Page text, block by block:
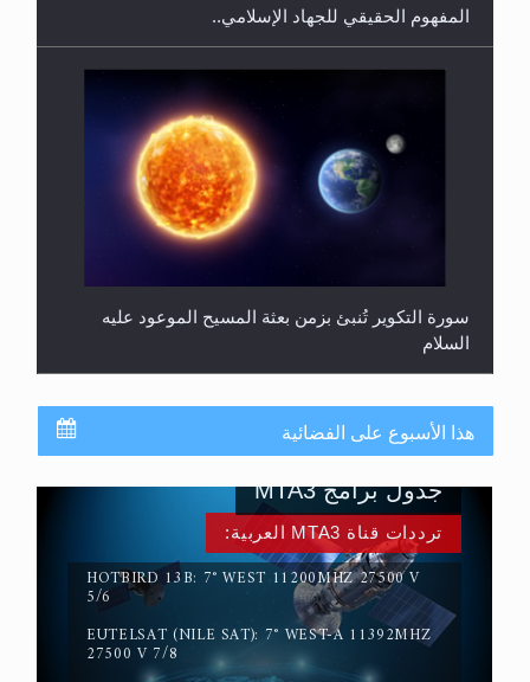
المفهوم الحقيقي للجهاد الإسلامي..
سورة التكوير تُنبئ بزمن بعثة المسيح الموعود عليه
السلام
حقيقة المسيح الدجال
هذا الأسبوع على الفضائية
ترددات قناة MTA3 العربية:
HOTBIRD 13B: 7° WEST 11200MHZ 27500 V
5/6
EUTELSAT (NILE SAT): 7° WEST-A 11392MHZ
27500 V 7/8
جدول برامج MTA3